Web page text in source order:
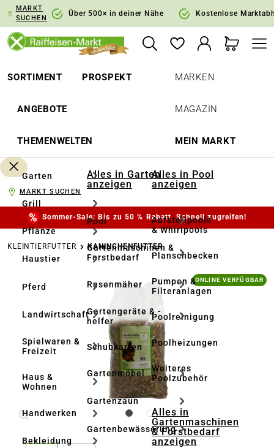
Zur Hauptnavigation springen
MARKT
SUCHEN
Über 500× in deiner Nähe Kostenlose
SORTIMENT PROSPEKT
ANGEBOTE
THEMENWELTEN
MARKEN
MAGAZIN
MEIN MARKT
Garten
Grill
Pflanze
Haustier
Pferd
Landwirtschaft
Spielwaren &
Freizeit
Haus &
Wohnen
Handwerken
Bekleidung
Alles in Garten
anzeigen
Pool
Gartenmaschinen &
Forstbedarf
Rasenmäher
Gartengeräte & -
helfer
Schubkarren
Gartenmöbel
Gartenzaun
Gartenbewässerung
Alles in Pool
anzeigen
Aufstellpools
& Whirlpools
Planschbecken
Pumpen &
Filteranlagen
Poolreinigung
Poolheizungen
Weiteres
Poolzubehör
Alles in
Gartenmaschinen
& Forstbedarf
anzeigen
MARKT SUCHEN
Sommer-Sale: Bis zu 50 % Rabatt. Schnell zugreifen!
KLEINTIERFUTTER KANINCHENFUTTER
Bildergalerie überspringen ONLINE VERFÜGBAR